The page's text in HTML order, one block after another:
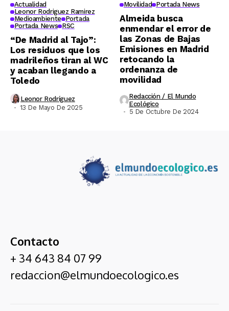
Actualidad
Leonor Rodriguez Ramirez
Medioambiente Portada
Portada News RSC
“De Madrid al Tajo”:
Los residuos que los
madrileños tiran al WC
y acaban llegando a
Toledo
Leonor Rodríguez
13 De Mayo De 2025
Movilidad Portada News
Almeida busca
enmendar el error de
las Zonas de Bajas
Emisiones en Madrid
retocando la
ordenanza de
movilidad
Redacción / El Mundo
Ecológico
5 De Octubre De 2024
Contacto
+ 34 643 84 07 99
redaccion@elmundoecologico.es